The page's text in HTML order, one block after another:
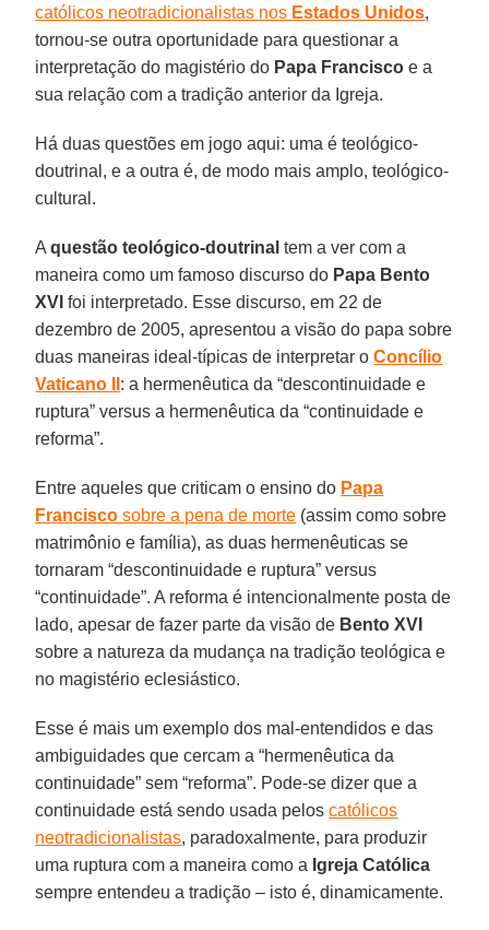
católicos neotradicionalistas nos Estados Unidos,
tornou-se outra oportunidade para questionar a
interpretação do magistério do Papa Francisco e a
sua relação com a tradição anterior da Igreja.
Há duas questões em jogo aqui: uma é teológico-
doutrinal, e a outra é, de modo mais amplo, teológico-
cultural.
Aquestão teológico-doutrinal tem a ver com a
maneira como um famoso discurso do Papa Bento
XVI foi interpretado. Esse discurso, em 22 de
dezembro de 2005, apresentou a visão do papa sobre
duas maneiras ideal-típicas de interpretar oConcílio
Vaticano II : a hermenêutica da “descontinuidade e
ruptura” versus a hermenêutica da “continuidade e
reforma”.
Entre aqueles que criticam o ensino do Papa
Francisco sobre a pena de morte (assim como sobre
matrimônio e família), as duas hermenêuticas se
tornaram “descontinuidade e ruptura” versus
“continuidade”. A reforma é intencionalmente posta de
lado, apesar de fazer parte da visão de Bento XVI
sobre a natureza da mudança na tradição teológica e
no magistério eclesiástico.
Esse é mais um exemplo dos mal-entendidos e das
ambiguidades que cercam a “hermenêutica da
continuidade” sem “reforma”. Pode-se dizer que a
continuidade está sendo usada peloscatólicos
neotradicionalistas, paradoxalmente, para produzir
uma ruptura com a maneira como a Igreja Católica
sempre entendeu a tradição – isto é, dinamicamente.